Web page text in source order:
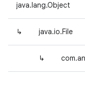
java.lang.Object
↳ java.io.File
↳